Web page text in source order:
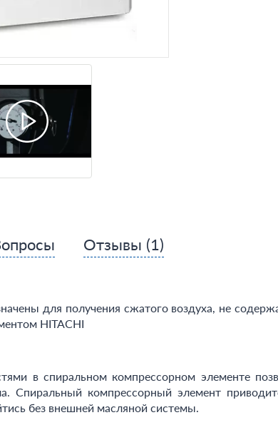
Отзывы (1)
для получения сжатого воздуха, не
HITACHI
в спиральном компрессорном элементе
Спиральный компрессорный элемент
без внешней масляной системы.